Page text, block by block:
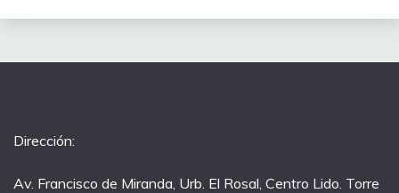
Dirección:
Av. Francisco de Miranda, Urb. El Rosal, Centro Lido. Torre